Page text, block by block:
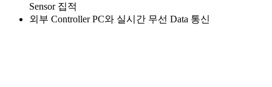
Sensor 집적
외부 Controller PC와 실시간 무선 Data 통신